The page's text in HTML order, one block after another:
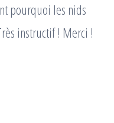
pourquoi les nids
instructif ! Merci !